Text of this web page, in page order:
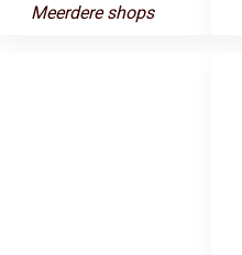
Meerdere shops